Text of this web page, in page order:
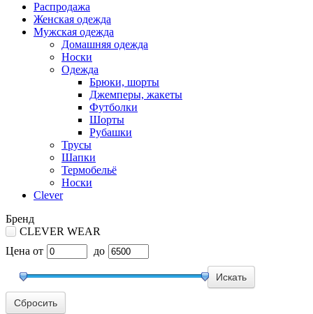
Распродажа
Женская одежда
Мужская одежда
Домашняя одежда
Носки
Одежда
Брюки, шорты
Джемперы, жакеты
Футболки
Шорты
Рубашки
Трусы
Шапки
Термобельё
Носки
Clever
Бренд
CLEVER WEAR
Цена от до
Сбросить